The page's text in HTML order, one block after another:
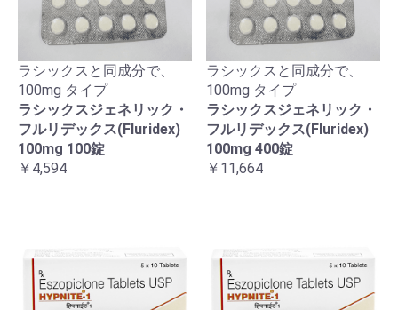
ラシックスと同成分で、
100mg タイプ
ラシックスジェネリック・
フルリデックス(Fluridex)
100mg 100錠
￥4,594
ラシックスと同成分で、
100mg タイプ
ラシックスジェネリック・
フルリデックス(Fluridex)
100mg 400錠
￥11,664